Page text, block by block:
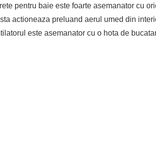
pentru baie este foarte asemanator cu
actioneaza preluand aerul umed din
este asemanator cu o hota de